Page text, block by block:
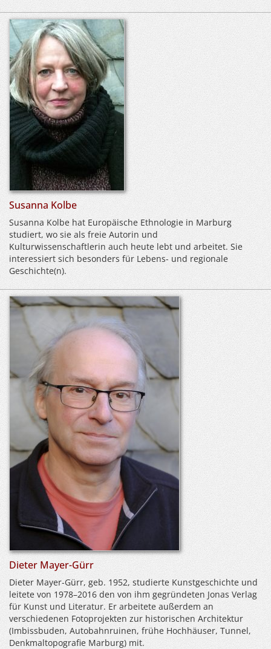
Susanna Kolbe
Susanna Kolbe hat Europäische Ethnologie in Marburg
studiert, wo sie als freie Autorin und
Kulturwissenschaftlerin auch heute lebt und arbeitet. Sie
interessiert sich besonders für Lebens- und regionale
Geschichte(n).
Dieter Mayer-Gürr
Dieter Mayer-Gürr, geb. 1952, studierte Kunstgeschichte und
leitete von 1978–2016 den von ihm gegründeten Jonas Verlag
für Kunst und Literatur. Er arbeitete außerdem an
verschiedenen Fotoprojekten zur historischen Architektur
(Imbissbuden, Autobahnruinen, frühe Hochhäuser, Tunnel,
Denkmaltopografie Marburg) mit.